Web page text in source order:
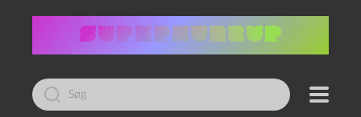
Led
efter: